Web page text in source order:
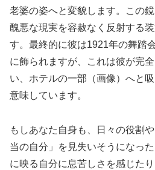
老婆の姿へと変貌します。この
醜悪な現実を容赦なく反射する
す。最終的に彼は1921年の舞踏
に飾られますが、これは彼が完
い、ホテルの一部（画像）へと
意味しています。
もしあなた自身も、日々の役割
当の自分」を見失いそうになっ
に映る自分に息苦しさを感じた